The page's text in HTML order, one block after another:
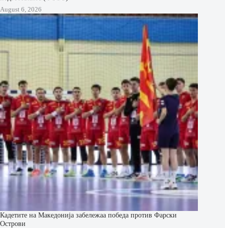
August 6, 2026
Кадетите на Македонија забележаа победа против Фарски
Острови